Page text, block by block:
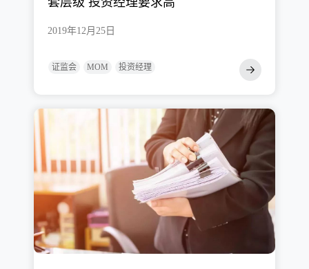
2019年12月25日
证监会 MOM 投资经理